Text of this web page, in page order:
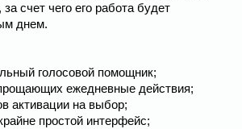
счет чего его работа будет
днем.
голосовой помощник;
ежедневные действия;
активации на выбор;
простой интерфейс;